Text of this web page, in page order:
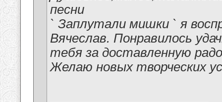
песни
` Заплутали мишки ` я
Вячеслав. Понравилось
тебя за доставленную
Желаю новых творческих